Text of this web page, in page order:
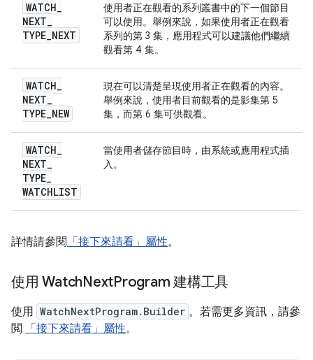
WATCH_
NEXT_
TYPE_NEXT
使用者正在觀看的系列叢書中的下一個節目
可以使用。舉例來說，如果使用者正在觀看
系列的第 3 集，應用程式可以建議他們繼續
觀看第 4 集。
WATCH_
NEXT_
TYPE_NEW
現在可以清楚呈現使用者正在觀看的內容。
舉例來說，使用者目前觀看的是影集第 5
集，而第 6 集可供觀看。
WATCH_
NEXT_
TYPE_
WATCHLIST
當使用者儲存節目時，由系統或應用程式插
入。
詳情請參閱 「接下來請看」屬性。
使用 WatchNextProgram 建構工具
使用 WatchNextProgram.Builder 。若需更多資訊，請參
閲
「接下來請看」屬性。